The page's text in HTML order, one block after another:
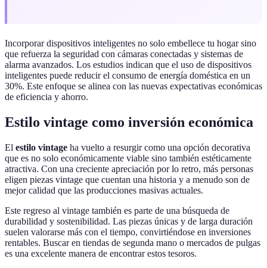
Incorporar dispositivos inteligentes no solo embellece tu hogar sino
que refuerza la seguridad con cámaras conectadas y sistemas de
alarma avanzados. Los estudios indican que el uso de dispositivos
inteligentes puede reducir el consumo de energía doméstica en un
30%. Este enfoque se alinea con las nuevas expectativas económicas
de eficiencia y ahorro.
Estilo vintage como inversión económica
El estilo vintage ha vuelto a resurgir como una opción decorativa
que es no solo económicamente viable sino también estéticamente
atractiva. Con una creciente apreciación por lo retro, más personas
eligen piezas vintage que cuentan una historia y a menudo son de
mejor calidad que las producciones masivas actuales.
Este regreso al vintage también es parte de una búsqueda de
durabilidad y sostenibilidad. Las piezas únicas y de larga duración
suelen valorarse más con el tiempo, convirtiéndose en inversiones
rentables. Buscar en tiendas de segunda mano o mercados de pulgas
es una excelente manera de encontrar estos tesoros.